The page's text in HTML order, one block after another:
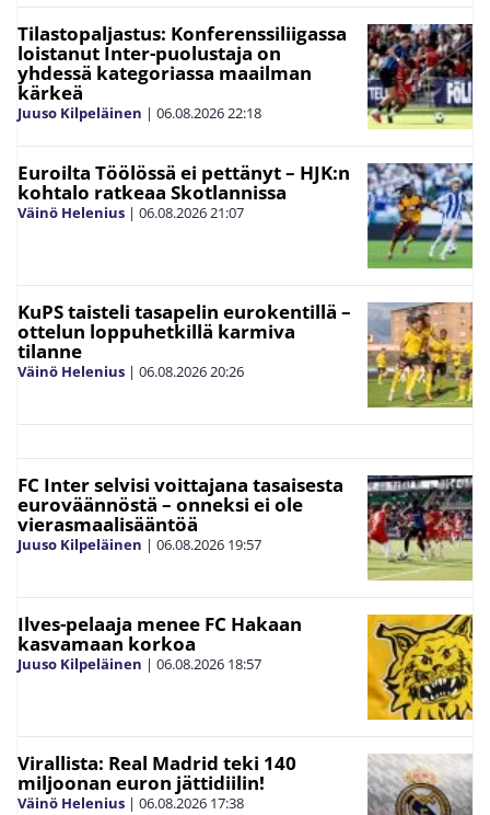
Tilastopaljastus: Konferenssiliigassa
loistanut Inter-puolustaja on
yhdessä kategoriassa maailman
kärkeä
Juuso Kilpeläinen | 06.08.202622:18
Euroilta Töölössä ei pettänyt – HJK:n
kohtalo ratkeaa Skotlannissa
Väinö Helenius | 06.08.202621:07
KuPS taisteli tasapelin eurokentillä –
ottelun loppuhetkillä karmiva
tilanne
Väinö Helenius | 06.08.202620:26
FC Inter selvisi voittajana tasaisesta
euroväännöstä – onneksi ei ole
vierasmaalisääntöä
Juuso Kilpeläinen | 06.08.2026 19:57
Ilves-pelaaja menee FC Hakaan
kasvamaan korkoa
Juuso Kilpeläinen | 06.08.2026 18:57
Virallista: Real Madrid teki 140
miljoonan euron jättidiilin!
Väinö Helenius | 06.08.2026 17:38